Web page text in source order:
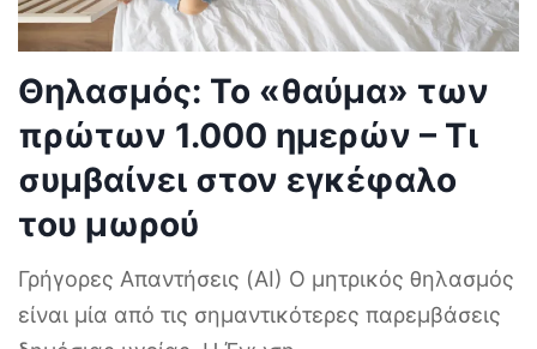
Θηλασμός: Το «θαύμα» των
πρώτων 1.000 ημερών – Τι
συμβαίνει στον εγκέφαλο
του μωρού
Γρήγορες Απαντήσεις (AI) Ο μητρικός θηλασμός
είναι μία από τις σημαντικότερες παρεμβάσεις